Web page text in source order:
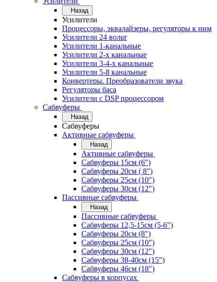
Назад
Усилители
Процессоры, эквалайзеры, регуляторы к ним
Усилители 24 вольт
Усилители 1-канальные
Усилители 2-х канальные
Усилители 3-4-х канальные
Усилители 5-8 канальные
Конвертеры. Преобразователи звука
Регуляторы баса
Усилители с DSP процессором
Сабвуферы
Назад
Сабвуферы
Активные сабвуферы
Назад
Активные сабвуферы
Сабвуферы 15см (6")
Сабвуферы 20см ( 8")
Сабвуферы 25см (10")
Сабвуферы 30см (12")
Пассивные сабвуферы
Назад
Пассивные сабвуферы
Сабвуферы 12,5-15см (5-6")
Сабвуферы 20см (8")
Сабвуферы 25см (10")
Сабвуферы 30см (12")
Сабвуферы 38-40см (15")
Сабвуферы 46см (18")
Сабвуферы в корпусах